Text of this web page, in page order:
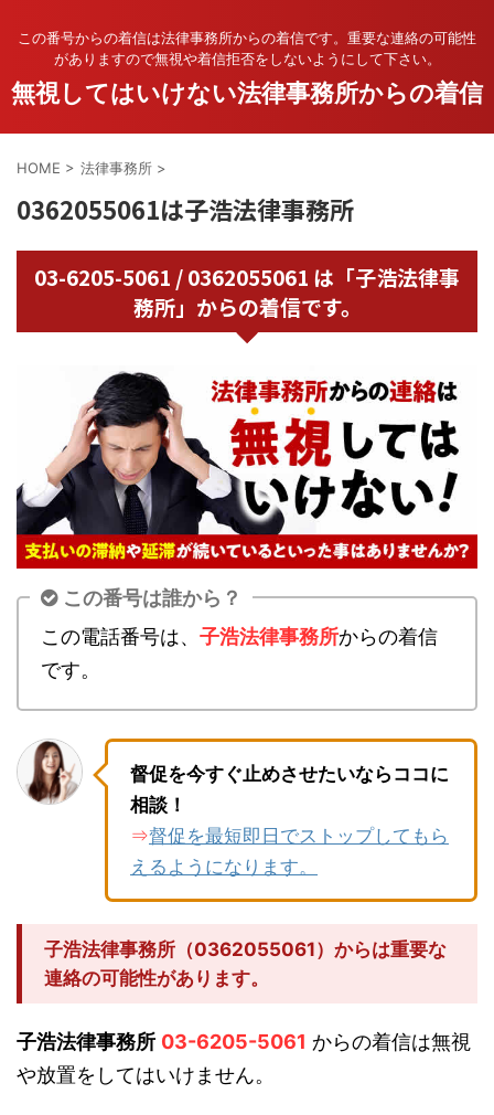
この番号からの着信は法律事務所からの着信です。重要な連絡の可能性
がありますので無視や着信拒否をしないようにして下さい。
無視してはいけない法律事務所からの着信
HOME > 法律事務所 >
0362055061は子浩法律事務所
03-6205-5061 / 0362055061 は「子浩法律事
務所」からの着信です。
この番号は誰から？
この電話番号は、 子浩法律事務所からの着信
です。
督促を今すぐ止めさせたいならココに
相談！
⇒督促を最短即日でストップしてもら
えるようになります。
子浩法律事務所（0362055061）からは重要な
連絡の可能性があります。
子浩法律事務所 03-6205-5061 からの着信は無視
や放置をしてはいけません。